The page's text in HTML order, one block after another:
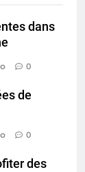
dans
0
de
0
des